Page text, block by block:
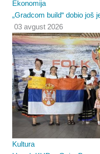
m
Ekonomija
„Gradcom build“ dobio još
03 avgust 2026
Kultura